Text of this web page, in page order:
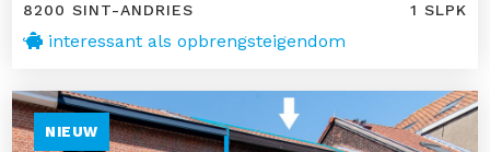
8200 SINT-ANDRIES 1 SLPK
interessant als opbrengsteigendom
NIEUW